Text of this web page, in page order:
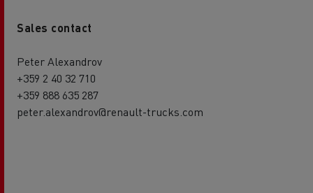
Sales contact
Peter Alexandrov
+359 2 40 32 710
+359 888 635 287
peter.alexandrov@renault-trucks.com